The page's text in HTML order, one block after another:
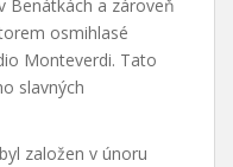
Benátkách a zároveň
osmihlasé
Monteverdi. Tato
slavných
založen v únoru